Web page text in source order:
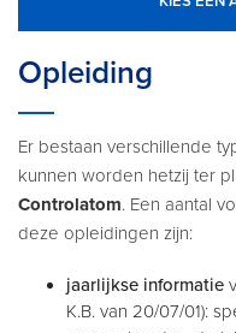
Opleiding
Er bestaan verschillende
kunnen worden hetzij ter
Controlatom. Een aantal
deze opleidingen zijn:
jaarlijkse informatie
K.B. van 20/07/01):